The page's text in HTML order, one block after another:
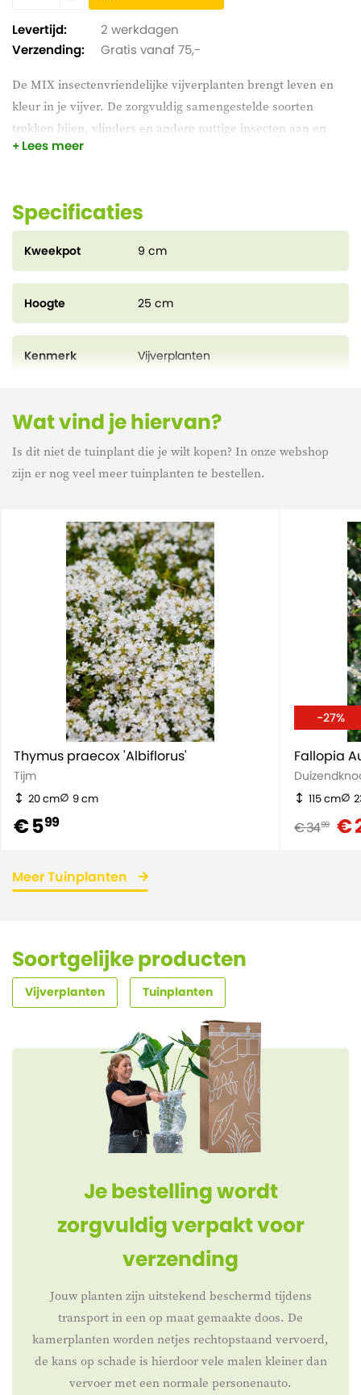
De MIX insectenvriendelijke vijverplanten brengt leven en
kleur in je vijver. De zorgvuldig samengestelde soorten
trekken bijen, vlinders en andere nuttige insecten aan en
stimuleren zo de biodiversiteit in je tuin. Tegelijk dragen de
en evenwichtige vijveromgeving.
Lees meer
Levertijd:
2 werkdagen
Verzending:
Gratis vanaf 75,-
Specificaties
Kweekpot 9 cm
Hoogte 25 cm
Kenmerk Vijverplanten
Wat vind je hiervan?
Is dit niet de tuinplant die je wilt kopen? In onze webshop
zijn er nog veel meer tuinplanten te bestellen.
Thymus praecox 'Albiflorus'
Tijm
20 cm 9 cm
€ 599
-27%
Fallopia
115 cm
€ 3499 €
Meer Tuinplanten
Soortgelijke producten
Vijverplanten Tuinplanten
Je bestelling wordt
zorgvuldig verpakt voor
verzending
Jouw planten zijn uitstekend beschermd tijdens
transport in een op maat gemaakte doos. De
kamerplanten worden netjes rechtopstaand vervoerd,
de kans op schade is hierdoor vele malen kleiner dan
vervoer met een normale personenauto.